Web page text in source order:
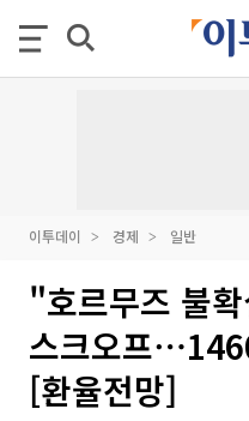
이투데이 경제 일반
"호르무즈 불
스크오프
[환율전망]